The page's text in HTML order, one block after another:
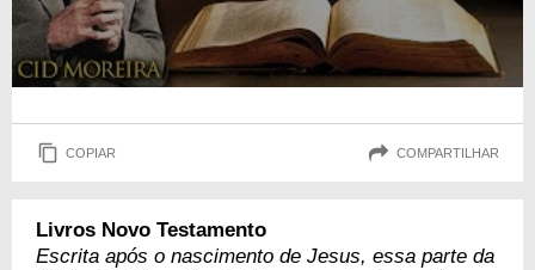
COPIAR COMPARTILHAR
Livros Novo Testamento
Escrita após o nascimento de Jesus, essa parte da